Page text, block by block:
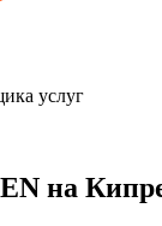
услуг
на